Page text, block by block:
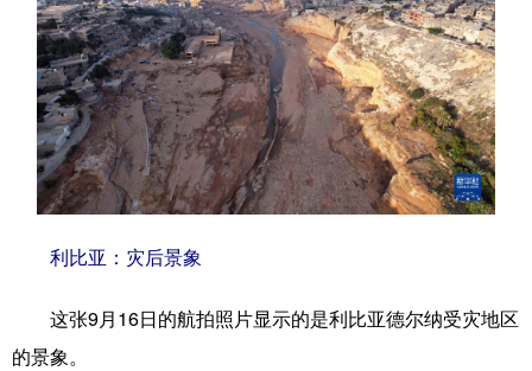
文化 书画 健康 军事
访谈 视频 图片 政务
法律 中央文件 金融 汽车
食品 人居 信息化 数字经济
学术中国 乡村振兴 银龄 溯源中国
城市 旅游
彩票 娱乐 时尚 悦读
公益
利比亚：灾后景象
这张9月16日的航拍照片显示的是利比亚德尔纳受灾地区
的景象。